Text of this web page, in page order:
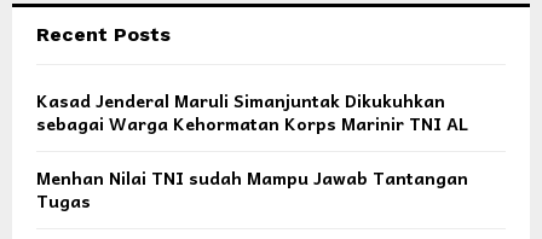
Recent Posts
Kasad Jenderal Maruli Simanjuntak Dikukuhkan
sebagai Warga Kehormatan Korps Marinir TNI AL
Menhan Nilai TNI sudah Mampu Jawab Tantangan
Tugas